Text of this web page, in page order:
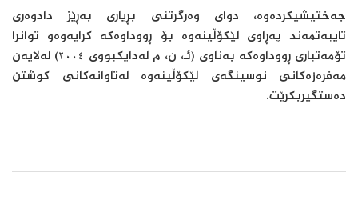
جەختیشیکردەوە، دوای وەرگرتنی بڕیاری بەڕێز دادوەری
تایبەتمەند پەڕاوی لێکۆڵینەوە بۆ ڕووداوەکە کرایەوەو توانرا
تۆمەتباری ڕووداوەکە بەناوی (ئـ، ن، م لەدایکبووی ٢٠٠٤) لەلایەن
مەفرەزەکانی نوسینگەی لێکۆڵینەوە لەتاوانەکانی کوشتن
دەستگیربکرێت.